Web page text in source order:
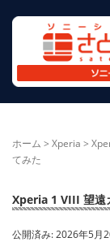
ホーム > Xperia >
てみた
Xperia 1 VIII 望遠
公開済み: 2026年5月